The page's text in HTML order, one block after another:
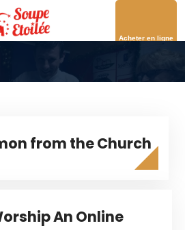
Acheter en ligne
from the Church
An Online